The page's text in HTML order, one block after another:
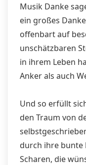
Musik Danke
ein großes
oﬀenbart auf
unschätzbaren
in ihrem Leben
Anker als auch
Und so erfüllt
den Traum von
durch ihre bunte
Scharen, die